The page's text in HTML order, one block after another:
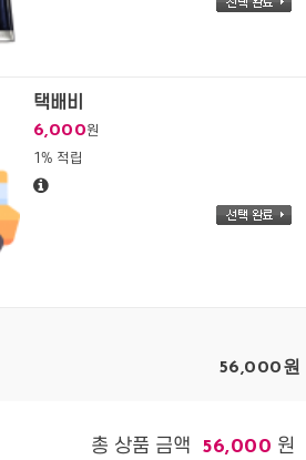
택배비
6,000원
1% 적립
56,000원
총 상품 금액 56,000 원